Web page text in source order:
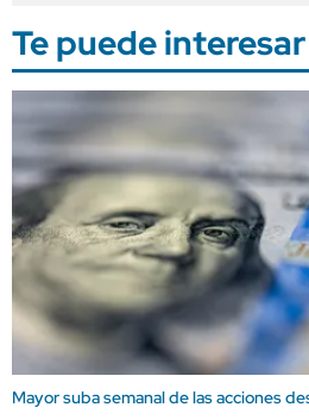
Te puede interesar
Mayor suba semanal de las acciones